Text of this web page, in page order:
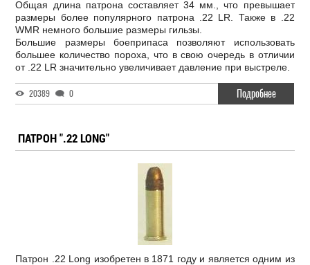
Общая длина патрона составляет 34 мм., что превышает
размеры более популярного патрона .22 LR. Также в .22
WMR немного большие размеры гильзы.
Большие размеры боеприпаса позволяют использовать
большее количество пороха, что в свою очередь в отличии
от .22 LR значительно увеличивает давление при выстреле.
20389 0 Подробнее
ПАТРОН ".22 LONG"
Патрон .22 Long изобретен в 1871 году и является одним из